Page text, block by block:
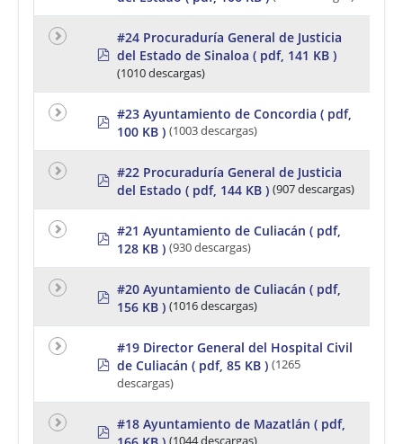
f
p
#24 Procuraduría General de Justicia
del Estado de Sinaloa ( pdf, 141 KB )
(1010 descargas)
p
f
#23 Ayuntamiento de Concordia ( pdf,
100 KB ) (1003 descargas)
p
f
#22 Procuraduría General de Justicia
del Estado ( pdf, 144 KB ) (907 descargas)
p
f
#21 Ayuntamiento de Culiacán ( pdf,
128 KB ) (930 descargas)
p
f
#20 Ayuntamiento de Culiacán ( pdf,
156 KB ) (1016 descargas)
p
#19 Director General del Hospital Civil
de Culiacán ( pdf, 85 KB ) (1265
descargas)
p #18 Ayuntamiento de Mazatlán ( pdf,
(1044 descargas)